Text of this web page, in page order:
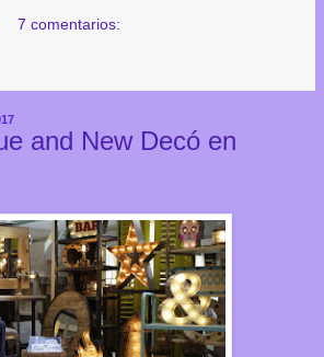
7 comentarios:
and New Decó en